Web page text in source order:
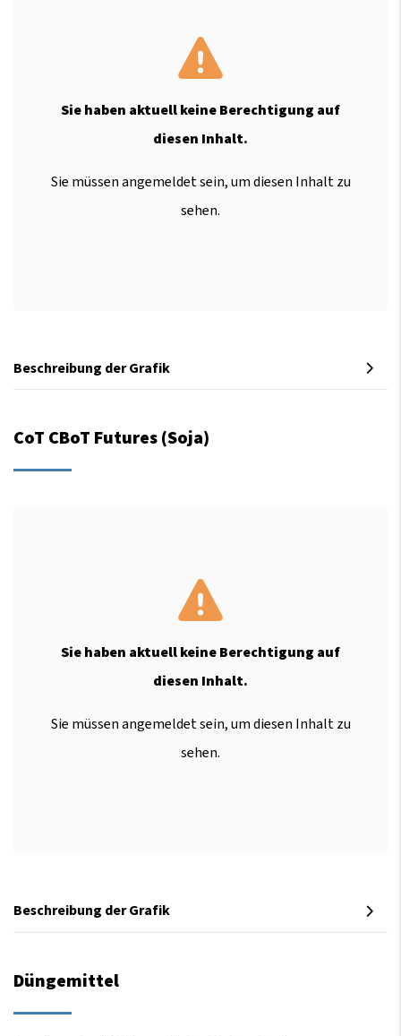
Sie haben aktuell keine Berechtigung auf
diesen Inhalt.
Sie müssen angemeldet sein, um diesen Inhalt zu
sehen.
Beschreibung der Grafik
CoT CBoT Futures (Soja)
Sie haben aktuell keine Berechtigung auf
diesen Inhalt.
Sie müssen angemeldet sein, um diesen Inhalt zu
sehen.
Beschreibung der Grafik
Düngemittel